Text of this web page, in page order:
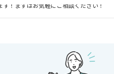
！まずはお気軽にご相談ください！